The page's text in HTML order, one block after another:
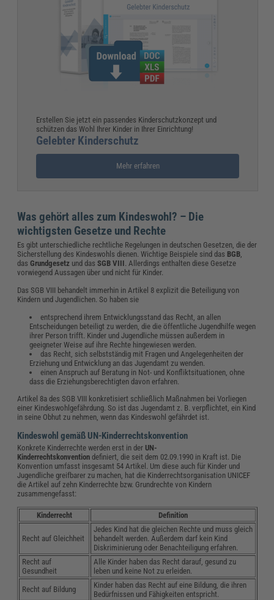
Erstellen Sie jetzt ein passendes Kinderschutzkonzept und
schützen das Wohl Ihrer Kinder in Ihrer Einrichtung!
Gelebter Kinderschutz
Mehr erfahren
Was gehört alles zum Kindeswohl? – Die
wichtigsten Gesetze und Rechte
Es gibt unterschiedliche rechtliche Regelungen in deutschen Gesetzen, die der
Sicherstellung des Kindeswohls dienen. Wichtige Beispiele sind das BGB,
dasGrundgesetz und dasSGB VIII. Allerdings enthalten diese Gesetze
vorwiegend Aussagen über und nicht für Kinder.
Das SGB VIII behandelt immerhin in Artikel 8 explizit die Beteiligung von
Kindern und Jugendlichen. So haben sie
entsprechend ihrem Entwicklungsstand das Recht, an allen
Entscheidungen beteiligt zu werden, die die öffentliche Jugendhilfe wegen
ihrer Person trifft. Kinder und Jugendliche müssen außerdem in
geeigneter Weise auf ihre Rechte hingewiesen werden.
das Recht, sich selbstständig mit Fragen und Angelegenheiten der
Erziehung und Entwicklung an das Jugendamt zu wenden.
einen Anspruch auf Beratung in Not- und Konfliktsituationen, ohne
dass die Erziehungsberechtigten davon erfahren.
Artikel 8a des SGB VIII konkretisiert schließlich Maßnahmen bei Vorliegen
einer Kindeswohlgefährdung. So ist das Jugendamt z. B. verpflichtet, ein Kind
in seine Obhut zu nehmen, wenn das Kindeswohl gefährdet ist.
Kindeswohl gemäß UN-Kinderrechtskonvention
Konkrete Kinderrechte werden erst in der UN-
Kinderrechtskonvention definiert, die seit dem 02.09.1990 in Kraft ist. Die
Konvention umfasst insgesamt 54 Artikel. Um diese auch für Kinder und
Jugendliche greifbarer zu machen, hat die Kinderrechtsorganisation UNICEF
die Artikel auf zehn Kinderrechte bzw. Grundrechte von Kindern
zusammengefasst:
Kinderrecht Definition
Recht auf Gleichheit
Jedes Kind hat die gleichen Rechte und muss gleich
behandelt werden. Außerdem darf kein Kind
Diskriminierung oder Benachteiligung erfahren.
Recht auf
Gesundheit
Alle Kinder haben das Recht darauf, gesund zu
leben und keine Not zu erleiden.
Recht auf Bildung
Kinder haben das Recht auf eine Bildung, die ihren
Bedürfnissen und Fähigkeiten entspricht.